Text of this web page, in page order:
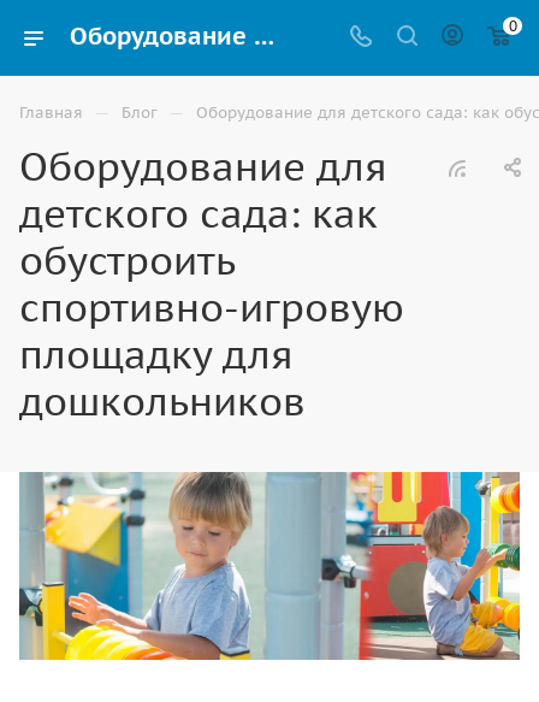
Оборудование для детского сада: как обустроить спортивно-игровую площадку для дошкольников, советы от компании ВИНКО г. Волгоград 0
Главная — Блог — Оборудование для детского сада: как
Оборудование для
детского сада: как
обустроить
спортивно-игровую
площадку для
дошкольников